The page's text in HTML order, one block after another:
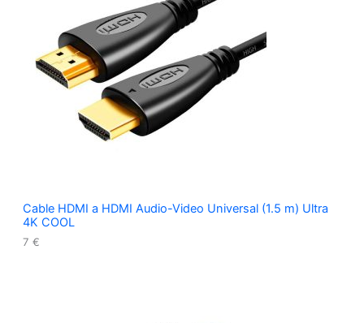
Cable HDMI a HDMI Audio-Video Universal (1.5 m) Ultra
4K COOL
7 €